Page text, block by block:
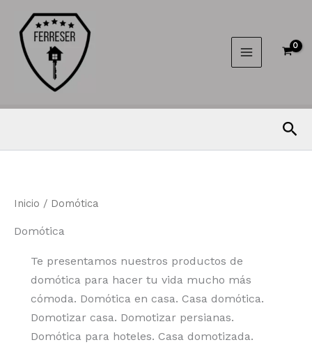
contenido
Inicio / Domótica
Domótica
Te presentamos nuestros productos de
domótica para hacer tu vida mucho más
cómoda. Domótica en casa. Casa domótica.
Domotizar casa. Domotizar persianas.
Domótica para hoteles. Casa domotizada.